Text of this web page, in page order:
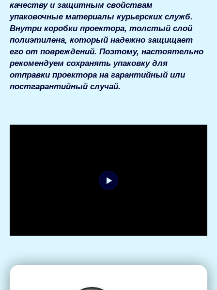
качеству и защитным свойствам
упаковочные материалы курьерских служб.
Внутри коробки проектора, толстый слой
полиэтилена, который надежно защищает
его от повреждений. Поэтому, настоятельно
рекомендуем сохранять упаковку для
отправки проектора на гарантийный или
постгарантийный случай.